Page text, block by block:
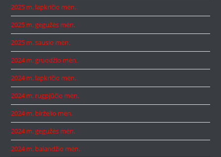
2025 m. lapkričio mėn.
2025 m. gegužės mėn.
2025 m. sausio mėn.
2024 m. gruodžio mėn.
2024 m. lapkričio mėn.
2024 m. rugpjūčio mėn.
2024 m. birželio mėn.
2024 m. gegužės mėn.
2024 m. balandžio mėn.